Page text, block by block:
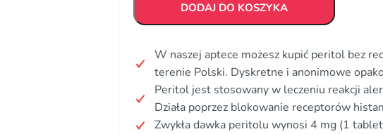
DODAJ DO KOSZYKA
W naszej aptece możesz kupić peritol bez
terenie Polski. Dyskretne i anonimowe
Peritol jest stosowany w leczeniu reakcji
Działa poprzez blokowanie receptorów
Zwykła dawka peritolu wynosi 4 mg (1